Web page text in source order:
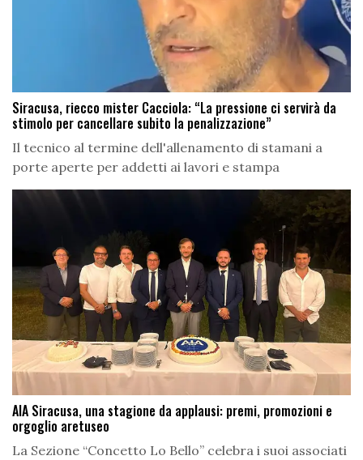
Siracusa, riecco mister Cacciola: “La pressione ci servirà da
stimolo per cancellare subito la penalizzazione”
Il tecnico al termine dell'allenamento di stamani a
porte aperte per addetti ai lavori e stampa
AIA Siracusa, una stagione da applausi: premi, promozioni e
orgoglio aretuseo
La Sezione “Concetto Lo Bello” celebra i suoi associati